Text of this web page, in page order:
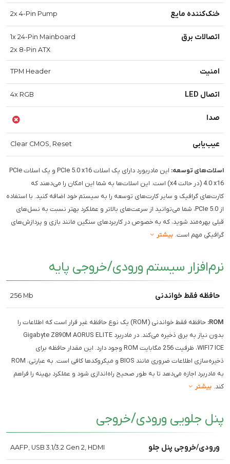
خنک‌کننده مایع 2x 4-Pin Pump
اتصالات برق
1x 24-Pin Mainboard
2x 8-Pin ATX
امنیت TPM Header
اتصال LED 4x RGB
صدا
عیب‌یابی Clear CMOS, Reset
اسلات‌های توسعه:
این مادربورد دارای یک اسلات PCIe 5.0 x16 و یک اسلات PCIe
4.0 x16 (در حالت x4) است. این اسلات‌ها به شما این امکان را می‌دهند که
کارت‌های گرافیک و سایر کارت‌های توسعه را به سیستم خود اضافه کنید. با استفاده
از PCIe 5.0، شما می‌توانید از سرعت‌های بالاتر و عملکرد بهتر نسبت به نسل‌های
قبلی بهره‌مند شوید، که به خصوص در کاربردهای سنگین مانند بازی و پردازش‌های
گرافیکی مهم است. بیشتر
نرم‌افزار سیستم ورودی/خروجی پایه
حافظه فقط خواندنی 256 Mb
ROM:
حافظه فقط خواندنی (ROM) یک نوع حافظه غیر فرار است که اطلاعات را
بدون نیاز به برق ذخیره می‌کند. در مادربرد Gigabyte Z890M AORUS ELITE
WIFI7 ICE، ظرفیت 256 مگابایت ROM وجود دارد. این مقدار حافظه برای
ذخیره‌سازی اطلاعات ضروری مانند BIOS و میکروکدها کافی است. به عبارتی، ROM
به مادربرد اجازه می‌دهد تا به طور صحیح راه‌اندازی شود و عملکرد بهینه را فراهم
کند. بیشتر
پنل جلویی ورودی/خروجی
ورودی/خروجی پنل جلو AAFP, USB 3.1/3.2 Gen 2, HDMI